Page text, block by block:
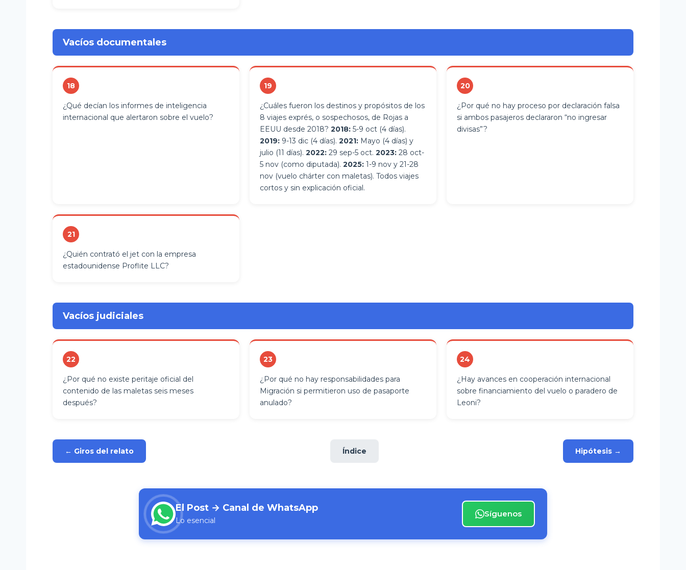
Vacíos documentales
18
¿Qué decían los informes de inteligencia
internacional que alertaron sobre el vuelo?
19
¿Cuáles fueron los destinos y propósitos de los
8 viajes exprés, o sospechosos, de Rojas a
EEUU desde 2018? 2018: 5-9 oct (4 días).
2019: 9-13 dic (4 días). 2021: Mayo (4 días) y
julio (11 días). 2022: 29 sep-5 oct. 2023: 28 oct-
5 nov (como diputada). 2025: 1-9 nov y 21-28
nov (vuelo chárter con maletas). Todos viajes
cortos y sin explicación oficial.
20
¿Por qué no hay proceso por declaración falsa
si ambos pasajeros declararon “no ingresar
divisas”?
21
¿Quién contrató el jet con la empresa
estadounidense Proflite LLC?
Vacíos judiciales
22
¿Por qué no existe peritaje oficial del
contenido de las maletas seis meses
después?
23
¿Por qué no hay responsabilidades para
Migración si permitieron uso de pasaporte
anulado?
24
¿Hay avances en cooperación internacional
sobre financiamiento del vuelo o paradero de
Leoni?
← Giros del relato Índice Hipótesis →
El Post → Canal de WhatsApp
Lo esencial
Síguenos